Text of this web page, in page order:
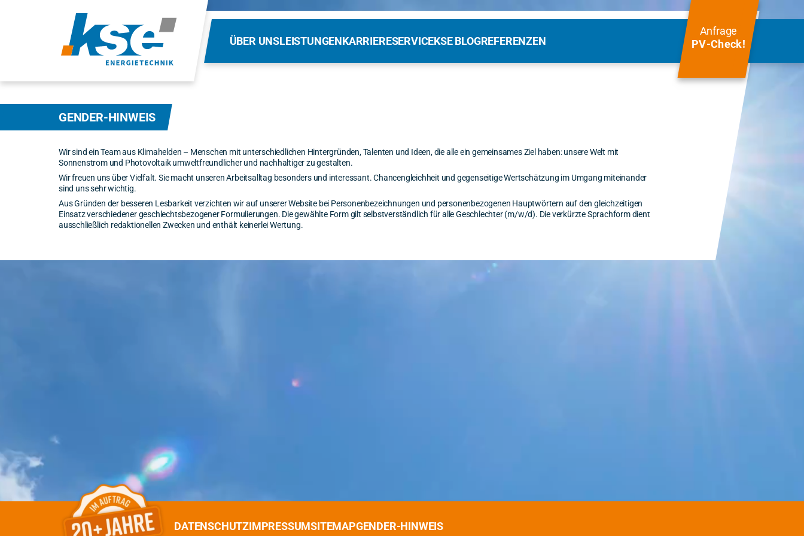
ÜBER UNSLEISTUNGENKARRIERESERVICEKSE BLOGREFERENZEN
Anfrage
PV‑Check!
GENDER-HINWEIS
Wir sind ein Team aus Klimahelden – Menschen mit unterschiedlichen Hintergründen, Talenten und Ideen, die alle ein gemeinsames Ziel haben: unsere Welt mit
Sonnenstrom und Photovoltaik umweltfreundlicher und nachhaltiger zu gestalten.
Wir freuen uns über Vielfalt. Sie macht unseren Arbeitsalltag besonders und interessant. Chancengleichheit und gegenseitige Wertschätzung im Umgang miteinander
sind uns sehr wichtig.
Aus Gründen der besseren Lesbarkeit verzichten wir auf unserer Website bei Personenbezeichnungen und personenbezogenen Hauptwörtern auf den gleichzeitigen
Einsatz verschiedener geschlechtsbezogener Formulierungen. Die gewählte Form gilt selbstverständlich für alle Geschlechter (m/w/d). Die verkürzte Sprachform dient
ausschließlich redaktionellen Zwecken und enthält keinerlei Wertung.
DATENSCHUTZIMPRESSUMSITEMAPGENDER-HINWEIS